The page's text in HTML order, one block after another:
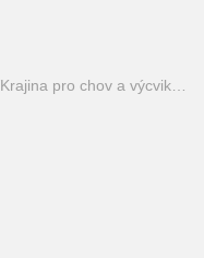
Krajina pro chov a výcvik…